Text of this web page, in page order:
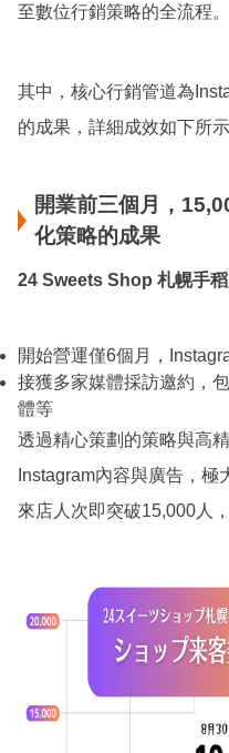
至數位行銷策略的全流程。
其中，核心行銷管道為
的成果，詳細成效如下所示
開業前三個月，
化策略的成果
24 Sweets Shop 札幌手稻
開始營運僅6個月，
接獲多家媒體採訪邀約，
體等
透過精心策劃的策略與高
Instagram內容與廣告，極
來店人次即突破15,000人